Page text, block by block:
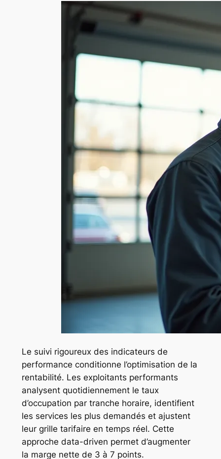
Le suivi rigoureux des indicateurs de
performance conditionne l’optimisation de la
rentabilité. Les exploitants performants
analysent quotidiennement le taux
d’occupation par tranche horaire, identifient
les services les plus demandés et ajustent
leur grille tarifaire en temps réel. Cette
approche data-driven permet d’augmenter
la marge nette de 3 à 7 points.